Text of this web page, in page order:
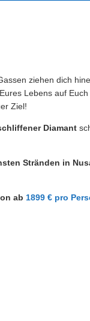
ziehen dich
Lebens auf
Ziel!
Diamant
Stränden in
ab 1899 € pro